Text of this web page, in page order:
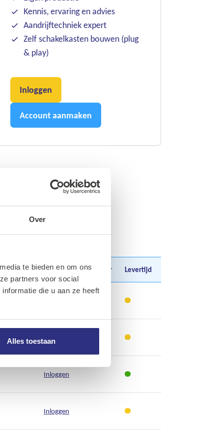
Over
te bieden en om ons
partners voor social
die u aan ze heeft
Alles toestaan
Kennis, ervaring en advies
Aandrijftechniek expert
Zelf schakelkasten bouwen (plug
& play)
Inloggen
Account aanmaken
Aantal Prijs Prijs per Levertijd
Inloggen
Inloggen